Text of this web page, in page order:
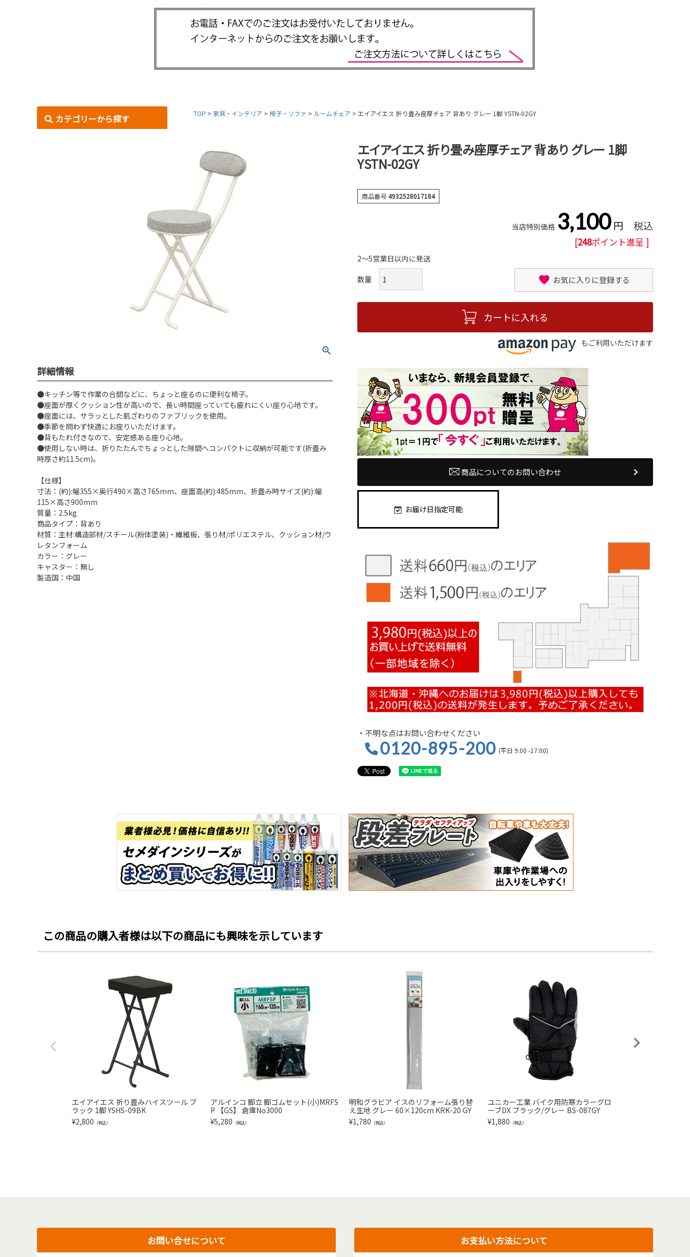
カテゴリーから探す TOP 家具・インテリア 椅子・ソファ ルームチェア エイアイエス 折り畳み座厚チェア 背あり グレー 1脚 YSTN-02GY
詳細情報
●キッチン等で作業の合間などに、ちょっと座るのに便利な椅子。
●座面が厚くクッション性が高いので、長い時間座っていても疲れにくい座り心地です。
●座面には、サラッとした肌ざわりのファブリックを使用。
●季節を問わず快適にお座りいただけます。
●背もたれ付きなので、安定感ある座り心地。
●使用しない時は、折りたたんでちょっとした隙間へコンパクトに収納が可能です(折畳み
時厚さ約11.5cm)。
【仕様】
寸法：(約):幅355×奥行490×高さ765mm、座面高(約):485mm、折畳み時サイズ(約):幅
115×高さ900mm
質量：2.5kg
商品タイプ：背あり
材質：主材:構造部材/スチール(粉体塗装)・繊維板、張り材/ポリエステル、クッション材/ウ
レタンフォーム
カラー：グレー
キャスター：無し
製造国：中国
エイアイエス 折り畳み座厚チェア 背あり グレー 1脚
YSTN-02GY
商品番号4932528017184
当店特別価格 3,100 税込
[248ポイント進呈 ]
2～5営業日以内に発送
お気に入りに登録する
カートに入れる
もご利用いただけます
商品についてのお問い合わせ
お届け日指定可能
・不明な点はお問い合わせください
0120-895-200 (平日 9:00 -17:00)
この商品の購入者様は以下の商品にも興味を示しています
エイアイエス 折り畳みハイスツール ブ
ラック 1脚 YSHS-09BK
¥2,800 （税込）
アルインコ 脚立 脚ゴムセット(小)MRFS
P 【GS】 倉庫No3000
¥5,280 （税込）
明和グラビア イスのリフォーム張り替
え生地 グレー 60×120cm KRK-20 GY
¥1,780 （税込）
ユニカー工業 バイク用防寒カラーグロ
ーブDX ブラック/グレー BS-087GY
¥1,880 （税込）
お問い合せについて お支払い方法について